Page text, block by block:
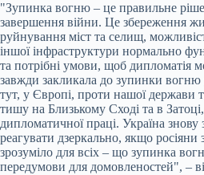
"Зупинка вогню – це правильне
завершення війни. Це збереження
руйнування міст та селищ,
іншої інфраструктури нормально
та потрібні умови, щоб дипломатія
завжди закликала до зупинки вогню
тут, у Європі, проти нашої держави
тишу на Близькому Сході та в
дипломатичної праці. Україна знову
реагувати дзеркально, якщо росіяни
зрозуміло для всіх – що зупинка
передумови для домовленостей", –